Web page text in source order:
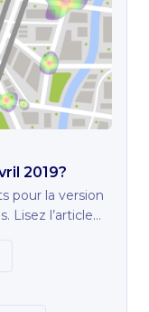
2019?
pour la version
Lisez l’article